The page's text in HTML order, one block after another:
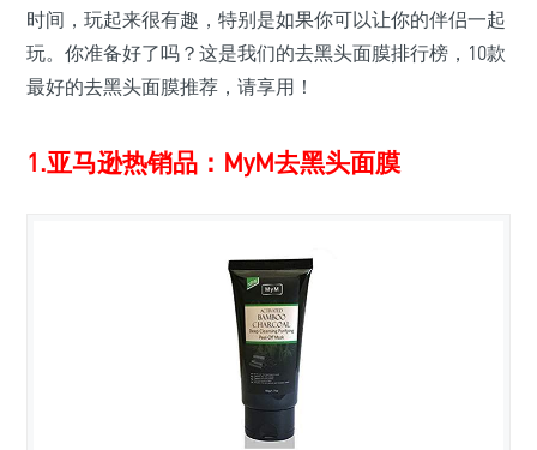
时间​​，玩起来很有趣，特别是如果你可以让你的伴侣一起
玩。你准备好了吗？这是我们的去黑头面膜排行榜，10款
最好的去黑头面膜推荐，请享用！
1.亚马逊热销品：MyM去黑头面膜